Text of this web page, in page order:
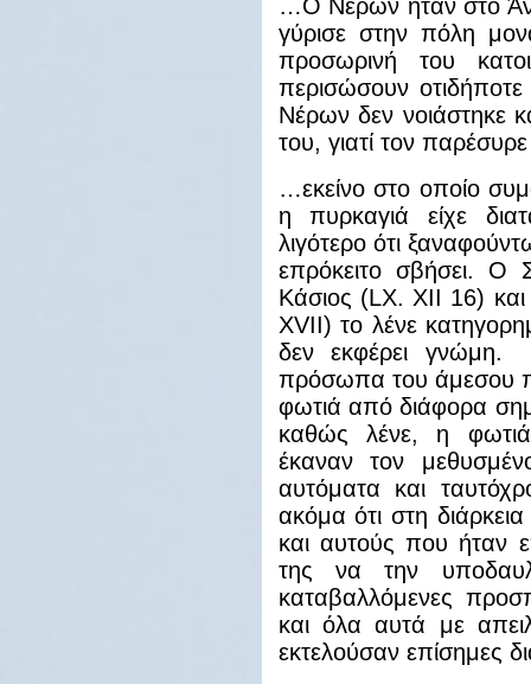
…Ο Νέρων ήταν στο
γύρισε στην πόλη
προσωρινή του
περισώσουν
Νέρων δεν νοιάστηκε
του, γιατί τον
…εκείνο στο οποίο
η πυρκαγιά είχε
λιγότερο ότι
επρόκειτο σβήσει. Ο
Κάσιος (LX. XII 16)
ΧVII) το λένε
δεν εκφέρει γνώμη.
πρόσωπα του άμεσου
φωτιά από διάφορα
καθώς λένε, η
έκαναν τον
αυτόματα και
ακόμα ότι στη
και αυτούς που ήταν
της να την
καταβαλλόμενες
και όλα αυτά με
εκτελούσαν επίσημες